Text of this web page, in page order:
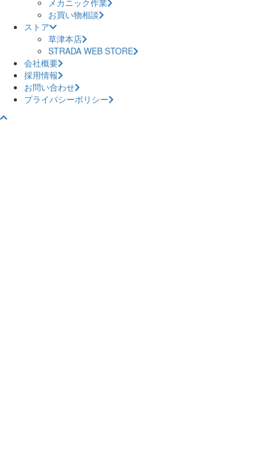
お買い物相談
ストア
草津本店
STRADA WEB STORE
会社概要
採用情報
お問い合わせ
プライバシーポリシー